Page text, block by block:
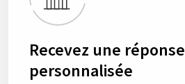
Recevez une réponse
personnalisée